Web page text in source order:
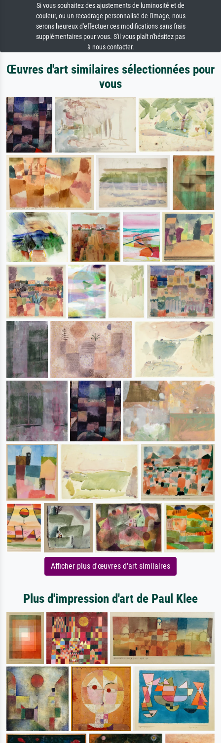
Si vous souhaitez des ajustements de luminosité et de
couleur, ou un recadrage personnalisé de l'image, nous
serons heureux d'effectuer ces modifications sans frais
supplémentaires pour vous. S'il vous plaît n'hésitez pas
à nous contacter.
Œuvres d'art similaires sélectionnées pour
vous
Afficher plus d'œuvres d'art similaires
Plus d'impression d'art de Paul Klee